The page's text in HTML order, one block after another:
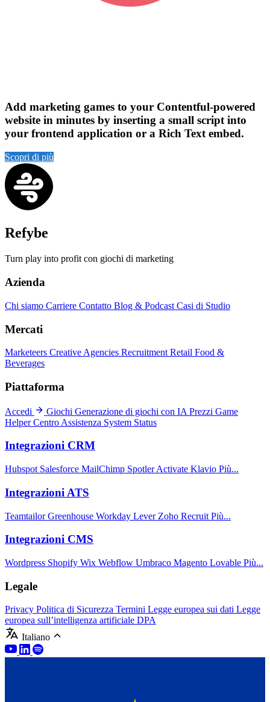
Add marketing games to your Contentful-powered
website in minutes by inserting a small script into
your frontend application or a Rich Text embed.
Scopri di più
Refybe
Turn play into profit con giochi di marketing
Azienda
Chi siamo Carriere Contatto Blog & Podcast Casi di Studio
Mercati
Marketeers Creative Agencies Recruitment Retail Food &
Beverages
Piattaforma
Accedi Giochi Generazione di giochi con IA Prezzi Game
HelperCentro Assistenza System Status
Integrazioni CRM
Hubspot Salesforce MailChimp Spotler Activate Klavio Più...
Integrazioni ATS
TeamtailorGreenhouse Workday Lever Zoho Recruit Più...
Integrazioni CMS
Wordpress Shopify Wix Webflow Umbraco Magento Lovable Più...
Legale
Privacy Politica di Sicurezza Termini Legge europea sui dati Legge
europea sull’intelligenza artificiale DPA
Italiano